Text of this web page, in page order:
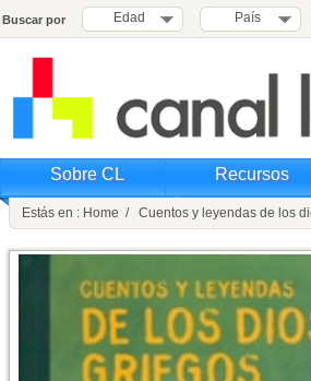
Buscar por Edad País
Sobre CL Recursos
Estás en : Home / Cuentos y leyendas de los